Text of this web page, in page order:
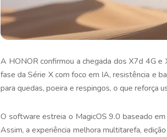
A HONOR confirmou a chegada dos X7d 4G e
fase da Série X com foco em IA, resistência e
para quedas, poeira e respingos, o que reforça
O software estreia o MagicOS 9.0 baseado
Assim, a experiência melhora multitarefa,